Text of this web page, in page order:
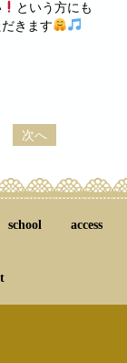
という方にも
きます
次へ
school access